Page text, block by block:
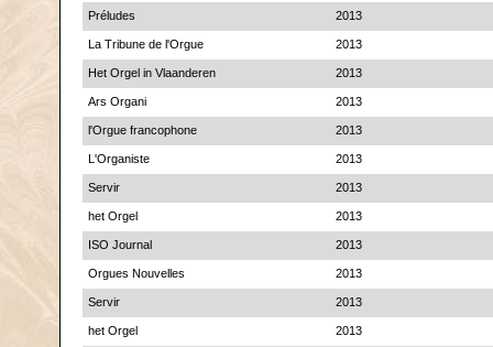
Préludes 2013
La Tribune de l'Orgue 2013
Het Orgel in Vlaanderen 2013
Ars Organi 2013
l'Orgue francophone 2013
L'Organiste 2013
Servir 2013
het Orgel 2013
ISO Journal 2013
Orgues Nouvelles 2013
Servir 2013
het Orgel 2013